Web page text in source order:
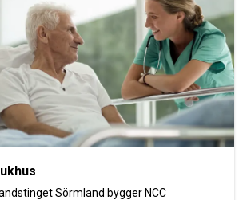
Sörmland bygger NCC